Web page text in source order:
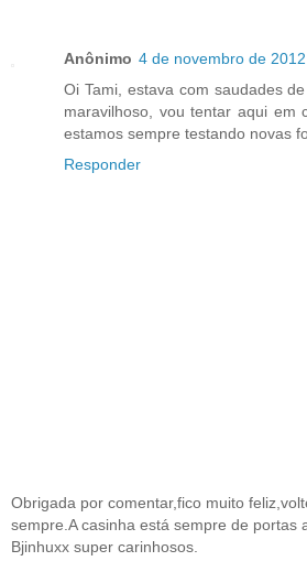
Anônimo 4 de novembro de
Oi Tami, estava com saudades
maravilhoso, vou tentar aqui em
estamos sempre testando novas
Responder
Obrigada por comentar,fico muito
sempre.A casinha está sempre de portas
Bjinhuxx super carinhosos.